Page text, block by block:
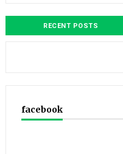
RECENT POSTS
facebook